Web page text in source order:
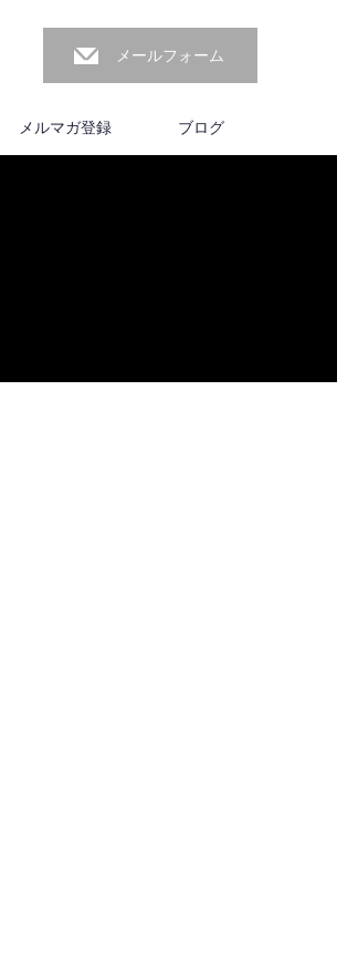
メールフォーム
メルマガ登録 ブログ